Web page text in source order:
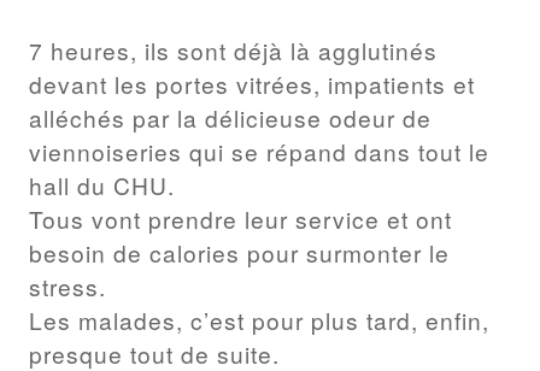
7 heures, ils sont déjà là agglutinés
devant les portes vitrées, impatients et
alléchés par la délicieuse odeur de
viennoiseries qui se répand dans tout le
hall du CHU.
Tous vont prendre leur service et ont
besoin de calories pour surmonter le
stress.
Les malades, c’est pour plus tard, enfin,
presque tout de suite.